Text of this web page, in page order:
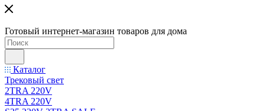
Готовый интернет-магазин товаров для дома
Каталог
Трековый свет
2TRA 220V
4TRA 220V